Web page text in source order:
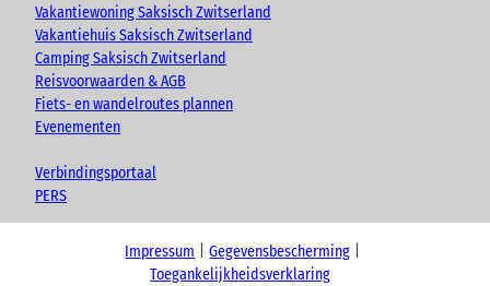
Vakantiewoning Saksisch Zwitserland
Vakantiehuis Saksisch Zwitserland
Camping Saksisch Zwitserland
Reisvoorwaarden & AGB
Fiets- en wandelroutes plannen
Evenementen
Verbindingsportaal
PERS
Impressum
Gegevensbescherming
Toegankelijkheidsverklaring